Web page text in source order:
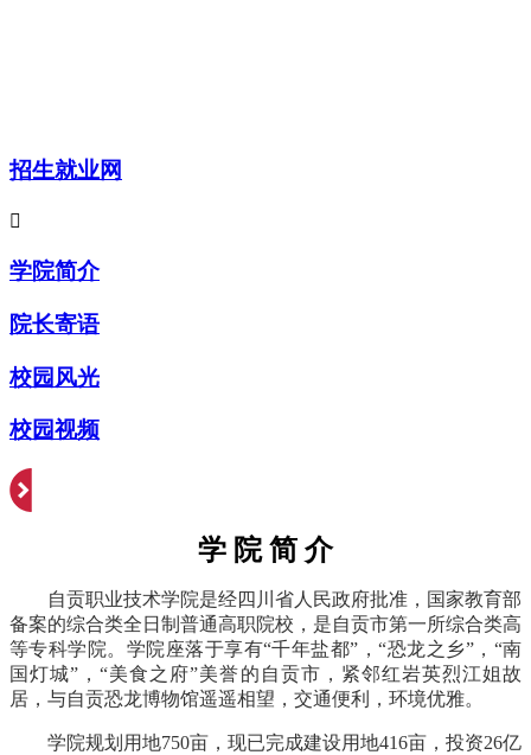
招生就业网

学院简介
院长寄语
校园风光
校园视频
学 院 简 介
自贡职业技术学院是经四川省人民政府批准，国家教育部
备案的综合类全日制普通高职院校，是自贡市第一所综合类高
等专科学院。学院座落于享有“千年盐都”，“恐龙之乡”，“南
国灯城”，“美食之府”美誉的自贡市，紧邻红岩英烈江姐故
居，与自贡恐龙博物馆遥遥相望，交通便利，环境优雅。
学院规划用地750亩，现已完成建设用地416亩，投资26亿